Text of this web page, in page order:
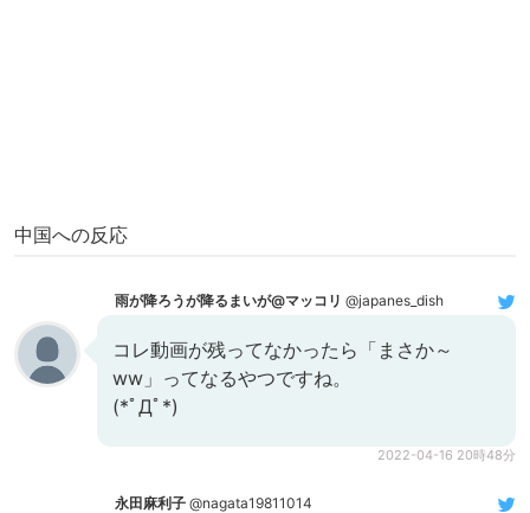
中国への反応
雨が降ろうが降るまいが@マッコリ @japanes_dish
コレ動画が残ってなかったら「まさか～
ww」ってなるやつですね。
(*ﾟДﾟ*)
2022-04-16 20時48分
永田麻利子 @nagata19811014